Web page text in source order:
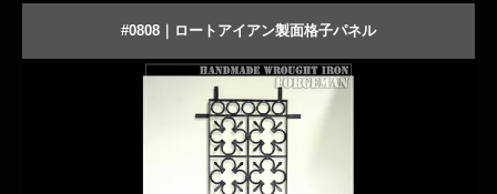
#0808｜ロートアイアン製面格子パネル